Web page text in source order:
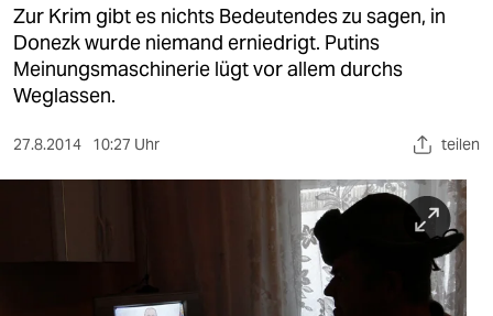
öko
gesellschaft
kultur
sport
berlin
Zur Krim gibt es nichts Bedeutendes zu sagen, in
Donezk wurde niemand erniedrigt. Putins
Meinungsmaschinerie lügt vor allem durchs
Weglassen.
27.8.2014 10:27 Uhr teilen